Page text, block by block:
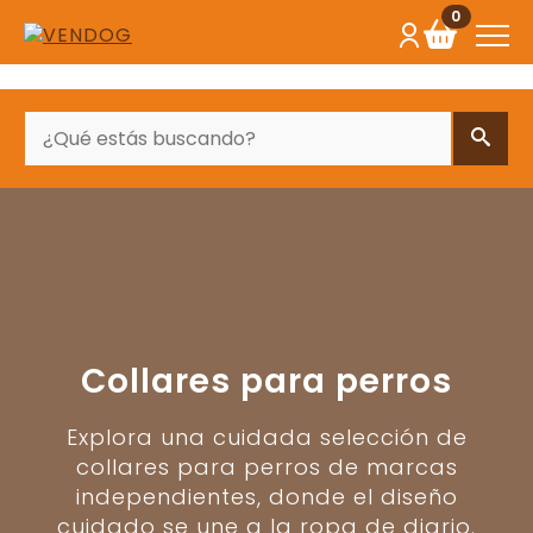
0
Collares para perros
Explora una cuidada selección de
collares para perros de marcas
independientes, donde el diseño
cuidado se une a la ropa de diario.